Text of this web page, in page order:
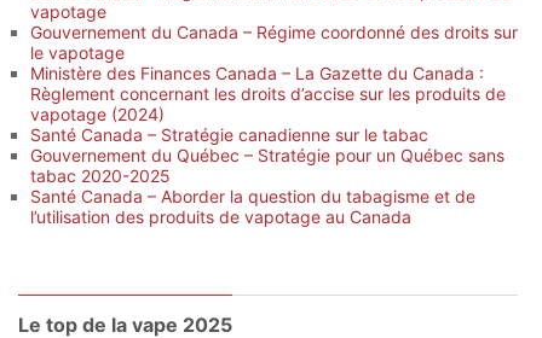
vapotage
Gouvernement du Canada – Régime coordonné des droits sur
le vapotage
Ministère des Finances Canada – La Gazette du Canada :
Règlement concernant les droits d’accise sur les produits de
vapotage (2024)
Santé Canada – Stratégie canadienne sur le tabac
Gouvernement du Québec – Stratégie pour un Québec sans
tabac 2020-2025
Santé Canada – Aborder la question du tabagisme et de
l’utilisation des produits de vapotage au Canada
Le top de la vape 2025